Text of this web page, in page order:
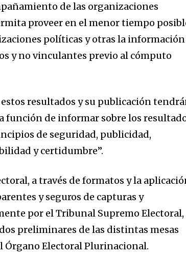
de las organizaciones
proveer en el menor tiempo
políticas y otras la información
y no vinculantes previo al cómputo
resultados y su publicación
función de informar sobre los
de seguridad, publicidad,
y certidumbre”.
a través de formatos y la
y seguros de capturas y
por el Tribunal Supremo Electoral,
preliminares de las distintas mesas
Órgano Electoral Plurinacional.